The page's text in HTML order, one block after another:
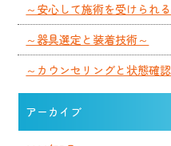
～安心して施術を受けられ
～器具選定と装着技術～
～カウンセリングと状態確
アーカイブ